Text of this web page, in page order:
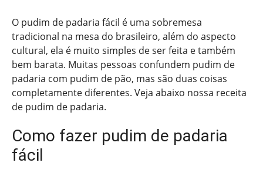
O pudim de padaria fácil é uma sobremesa
tradicional na mesa do brasileiro, além do aspecto
cultural, ela é muito simples de ser feita e também
bem barata. Muitas pessoas confundem pudim de
padaria com pudim de pão, mas são duas coisas
completamente diferentes. Veja abaixo nossa receita
de pudim de padaria.
Como fazer pudim de padaria
fácil